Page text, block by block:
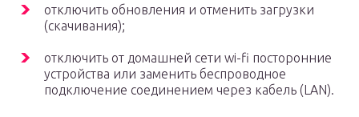
отключить обновления и отменить загрузки
(скачивания);
отключить от домашней сети wi-fi посторонние
устройства или заменить беспроводное
подключение соединением через кабель (LAN).